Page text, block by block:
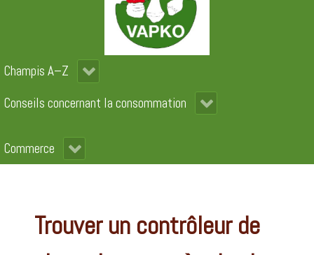
Champis A–Z
Conseils concernant la consommation
Commerce
Trouver un contrôleur de